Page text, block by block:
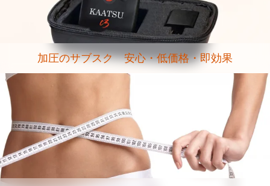
加圧のサブスク 安心・低価格・即効果